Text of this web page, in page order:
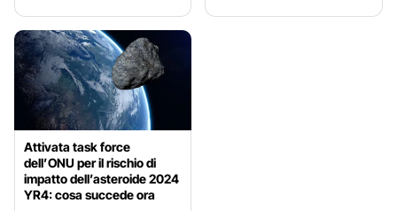
Attivata task force
dell’ONU per il rischio di
impatto dell’asteroide 2024
YR4: cosa succede ora